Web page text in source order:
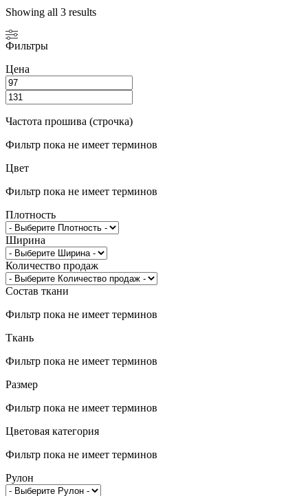
Showing all 3 results
Фильтры
Цена
Частота прошива (строчка)
Фильтр пока не имеет терминов
Цвет
Фильтр пока не имеет терминов
Плотность
Ширина
Количество продаж
Состав ткани
Фильтр пока не имеет терминов
Ткань
Фильтр пока не имеет терминов
Размер
Фильтр пока не имеет терминов
Цветовая категория
Фильтр пока не имеет терминов
Рулон